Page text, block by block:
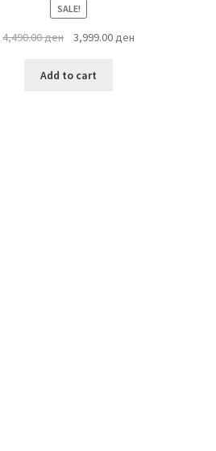
SALE!
4,490.00ден
Original
was:
3,999.00ден
Add to cart